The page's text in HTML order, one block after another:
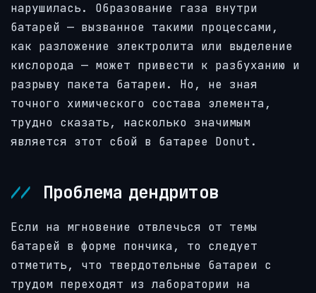
нарушилась. Образование газа внутри
батарей — вызванное такими процессами,
как разложение электролита или выделение
кислорода — может привести к разбуханию и
разрыву пакета батареи. Но, не зная
точного химического состава элемента,
трудно сказать, насколько значимым
является этот сбой в батарее Donut.
Проблема дендритов
Если на мгновение отвлечься от темы
батарей в форме пончика, то следует
отметить, что твердотельные батареи с
трудом переходят из лаборатории на